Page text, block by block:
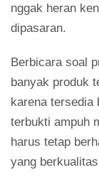
nggak heran
dipasaran.
Berbicara soal
banyak produk
karena tersedia
terbukti ampuh
harus tetap
yang